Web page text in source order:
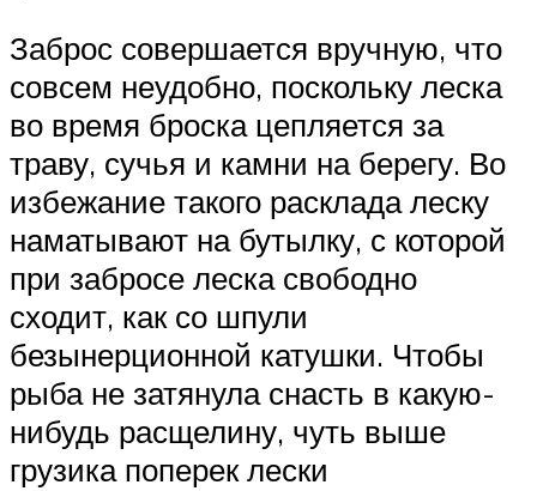
Заброс совершается вручную, что
совсем неудобно, поскольку леска
во время броска цепляется за
траву, сучья и камни на берегу. Во
избежание такого расклада леску
наматывают на бутылку, с которой
при забросе леска свободно
сходит, как со шпули
безынерционной катушки. Чтобы
рыба не затянула снасть в какую-
нибудь расщелину, чуть выше
грузика поперек лески